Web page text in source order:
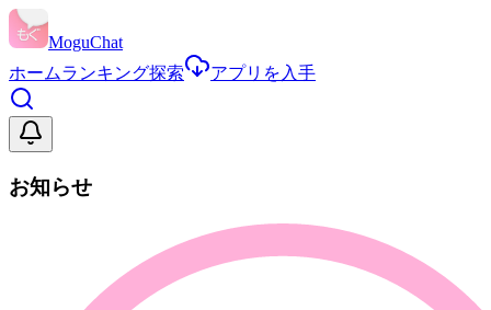
MoguChat
ホームランキング探索 アプリを入手
お知らせ